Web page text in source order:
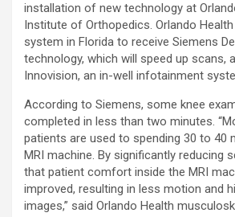
installation of new technology at
Institute of Orthopedics. Orlando
system in Florida to receive Siemens
technology, which will speed up scans,
Innovision, an in-well infotainment
According to Siemens, some knee
completed in less than two minutes.
patients are used to spending 30 to 40
MRI machine. By significantly reducing
that patient comfort inside the MRI
improved, resulting in less motion and
images,” said Orlando Health